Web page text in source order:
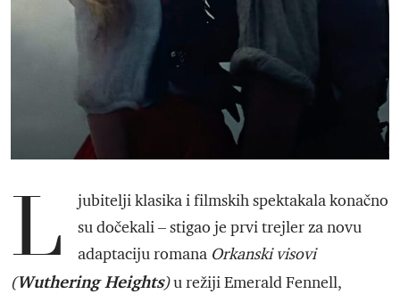
L
jubitelji klasika i filmskih spektakala konačno
su dočekali – stigao je prvi trejler za novu
adaptaciju romana Orkanski visovi
(Wuthering Heights)u režiji Emerald Fennell,